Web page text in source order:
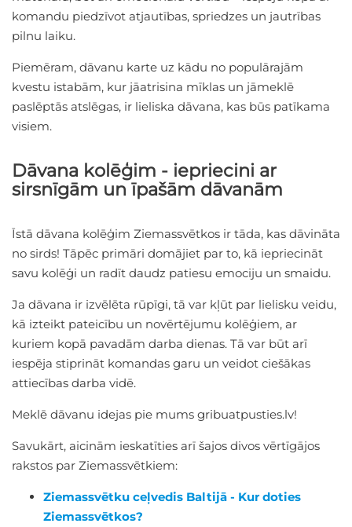
komandu piedzīvot atjautības, spriedzes un jautrības
pilnu laiku.
Piemēram, dāvanu karte uz kādu no populārajām
kvestu istabām, kur jāatrisina mīklas un jāmeklē
paslēptās atslēgas, ir lieliska dāvana, kas būs patīkama
visiem.
Dāvana kolēģim - iepriecini ar
sirsnīgām un īpašām dāvanām
Īstā dāvana kolēģim Ziemassvētkos ir tāda, kas dāvināta
no sirds! Tāpēc primāri domājiet par to, kā iepriecināt
savu kolēģi un radīt daudz patiesu emociju un smaidu.
Ja dāvana ir izvēlēta rūpīgi, tā var kļūt par lielisku veidu,
kā izteikt pateicību un novērtējumu kolēģiem, ar
kuriem kopā pavadām darba dienas. Tā var būt arī
iespēja stiprināt komandas garu un veidot ciešākas
attiecības darba vidē.
Meklē dāvanu idejas pie mums gribuatpusties.lv!
Savukārt, aicinām ieskatīties arī šajos divos vērtīgājos
rakstos par Ziemassvētkiem:
Ziemassvētku ceļvedis Baltijā - Kur doties
Ziemassvētkos?